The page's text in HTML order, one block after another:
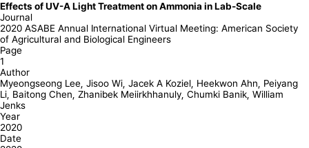
Effects of UV-A Light Treatment on Ammonia in Lab-Scale
Journal
2020 ASABE Annual International Virtual Meeting: American Society
of Agricultural and Biological Engineers
Page
1
Author
Myeongseong Lee, Jisoo Wi, Jacek A Koziel, Heekwon Ahn, Peiyang
Li, Baitong Chen, Zhanibek Meiirkhhanuly, Chumki Banik, William
Jenks
Year
2020
Date